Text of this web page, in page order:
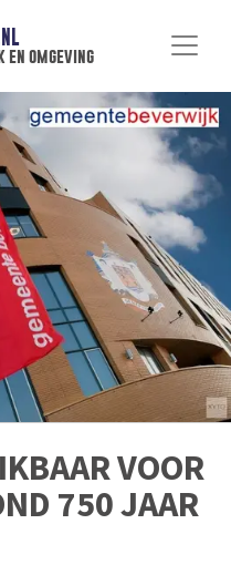
omgeving
VOOR
750 JAAR